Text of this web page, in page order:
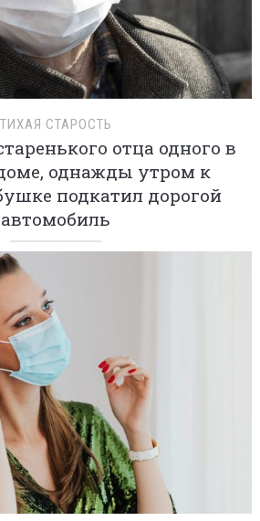
ТИХАЯ СТАРОСТЬ
отца одного в
однажды утром к
подкатил дорогой
автомобиль